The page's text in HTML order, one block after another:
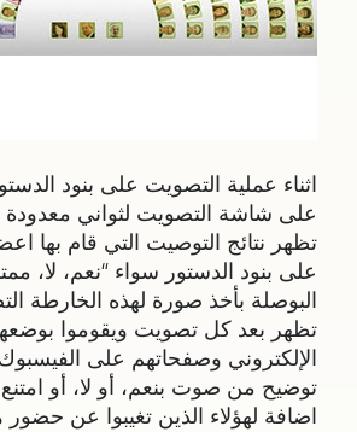
اثناء عملية التصويت على بنود
على شاشة التصويت لثواني
تظهر نتائج التوصيت التي قام بها
على بنود الدستور سواء “نعم، لا،
البوصلة بأخذ صورة لهذه الخارطة
تظهر بعد كل تصويت ويقوموا
الإلكتروني وصفحاتهم على
توضيح من صوت بنعم، أو لا، أو
اضافة لهؤلاء الذين تغيبوا عن